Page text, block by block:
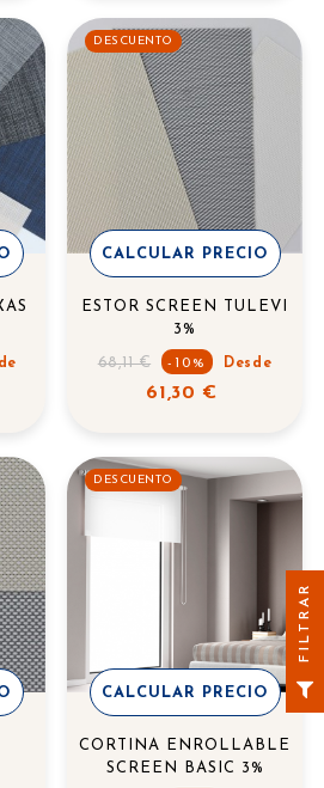
DESCUENTO
CALCULAR PRECIO
ESTOR SCREEN TULEVI
3%
Precio
regular
68,11 € -10% Desde
61,30 €
DESCUENTO
CALCULAR PRECIO
CORTINA ENROLLABLE
SCREEN BASIC 3%
FILTRAR